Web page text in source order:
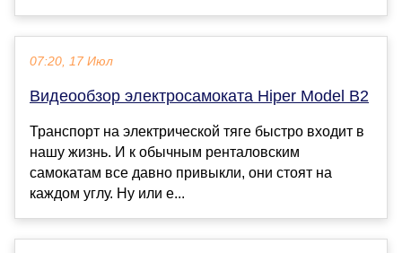
07:20, 17 Июл
Видеообзор электросамоката Hiper Model B2
Транспорт на электрической тяге быстро входит в
нашу жизнь. И к обычным ренталовским
самокатам все давно привыкли, они стоят на
каждом углу. Ну или е...